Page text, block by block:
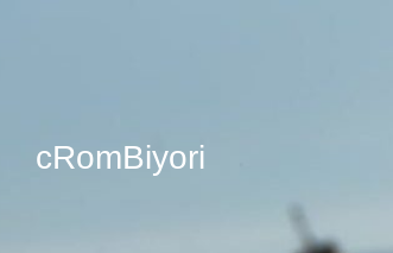
cRomBiyori